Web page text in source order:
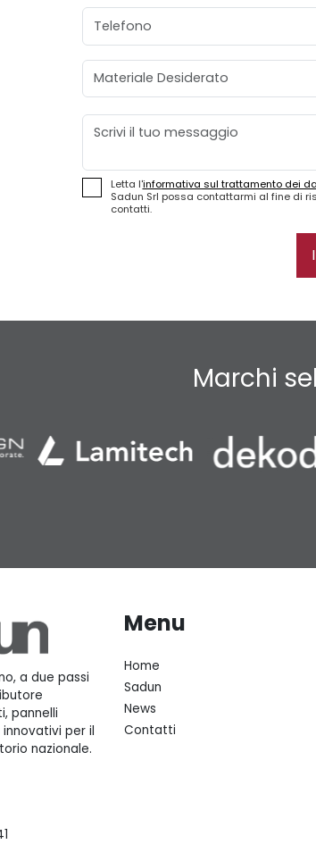
Telefono
Materiale Desiderato
Messaggio
Letta l'informativa sul trattamento dei
Sadun Srl possa contattarmi al fine di
contatti.
Marchi
a due passi
pannelli
per il
nazionale.
Menu
Home
Sadun
News
Contatti